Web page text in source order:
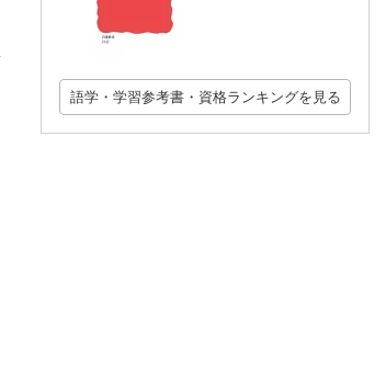
語学・学習参考書・資格ランキングを見る